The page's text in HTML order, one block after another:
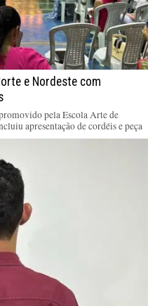
e Nordeste com
pela Escola Arte de
apresentação de cordéis e peça